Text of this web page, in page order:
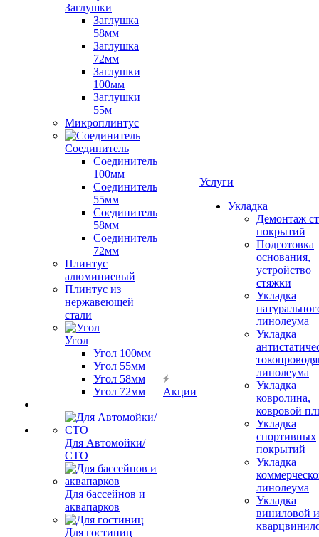
Заглушки
Заглушка
58мм
Заглушка
72мм
Заглушки
100мм
Заглушки
55м
Микроплинтус
Соединитель
Соединитель
100мм
Соединитель
55мм
Соединитель
58мм
Соединитель
72мм
Плинтус
алюминиевый
Плинтус из
нержавеющей
стали
Угол
Угол 100мм
Угол 55мм
Угол 58мм
Угол 72мм
Для Автомойки/
СТО
Для бассейнов и
аквапарков
Для гостиниц
Акции
Услуги
Укладка
Демонтаж
покрытий
Подготовка
основания,
устройство
стяжки
Укладка
линолеума
Укладка
линолеума
Укладка
ковролина,
ковровой
Укладка
спортивных
покрытий
Укладка
линолеума
Укладка
виниловой и